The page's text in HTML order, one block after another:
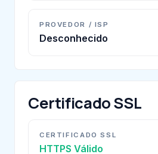
PROVEDOR / ISP
Desconhecido
Certificado SSL
CERTIFICADO SSL
HTTPS Válido